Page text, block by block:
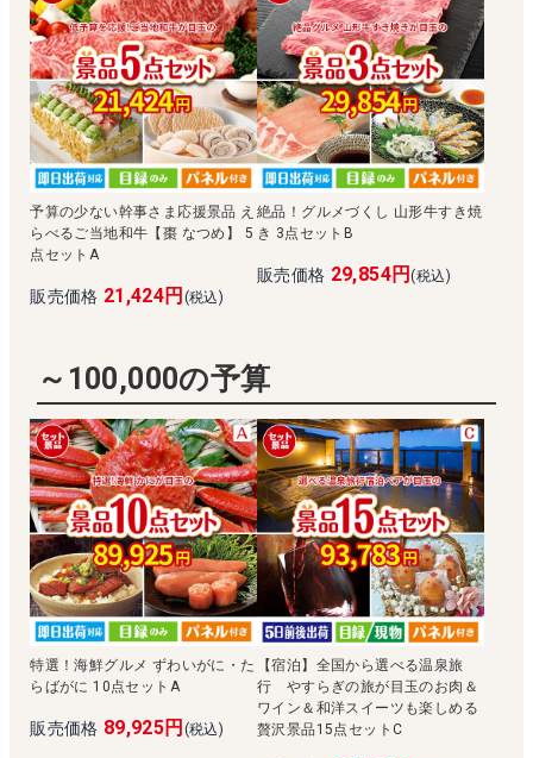
予算の少ない幹事さま応援景品 え
らべるご当地和牛【棗 なつめ】 5
点セットA
販売価格 21,424円 (税込)
絶品！グルメづくし 山形牛すき焼
き 3点セットB
販売価格 29,854円(税込)
～100,000の予算
特選！海鮮グルメ ずわいがに・た
らばがに 10点セットA
販売価格 89,925円 (税込)
【宿泊】全国から選べる温泉旅
行 やすらぎの旅が目玉のお肉＆
ワイン＆和洋スイーツも楽しめる
贅沢景品15点セットC